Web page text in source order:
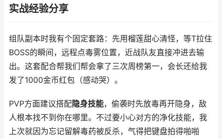
实战经验分享
组队副本时我有个固定套路：先用榴莲甜心清怪，等T拉住
BOSS的瞬间，远程点毒雾位置，近战队友直接冲进去输
出。这套配合帮我们帮会拿了三次周榜第一，会长还给我
发了1000金币红包（感动哭）。
PVP方面建议搭配隐身技能，偷袭时先放毒再开隐身，敌
人根本找不到你在哪里。不过要小心对方的净化技能，我
上次就因为忘记留解毒药被反杀，气得把键盘拍得啪啪